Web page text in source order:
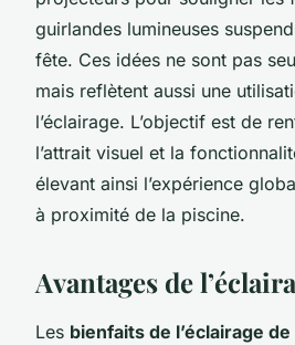
guirlandes lumineuses
fête. Ces idées ne sont pas
mais reflètent aussi une
l’éclairage. L’objectif est de
l’attrait visuel et la
élevant ainsi l’expérience
à proximité de la piscine.
Avantages de
Les bienfaits de l’éclairage